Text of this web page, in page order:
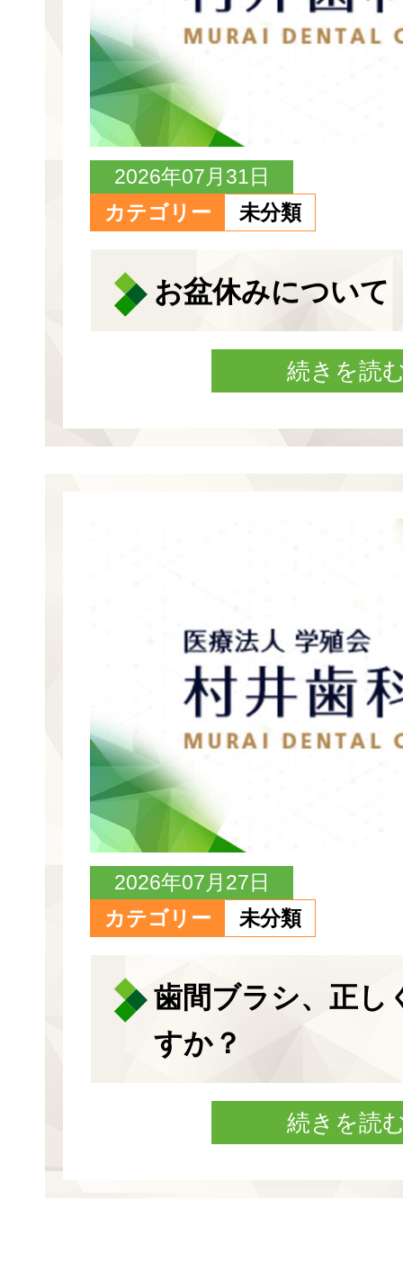
2026年07月31日
カテゴリー
未分類
お盆休みについて
続きを読
2026年07月27日
カテゴリー
未分類
歯間ブラシ、正し
すか？
続きを読